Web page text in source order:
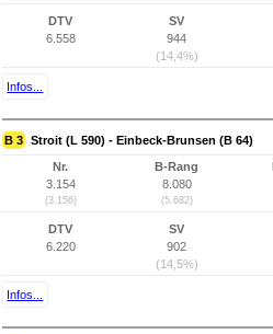
DTV
6.558
SV
944
(14,4%)
Infos...
B 3 Stroit (L 590) - Einbeck-Brunsen (B 64)
Nr.
3.154
(3.156)
B-Rang
8.080
(5.682)
DTV
6.220
SV
902
(14,5%)
Infos...